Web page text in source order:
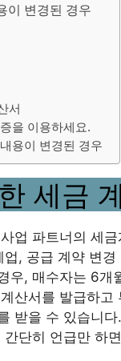
이 변경된 경우
서
을 이용하세요.
용이 변경된 경우
세금
업 파트너의 세
, 공급 계약 변
우, 매수자는 6
산서를 발급하
받을 수 있습니
단히 언급만 하